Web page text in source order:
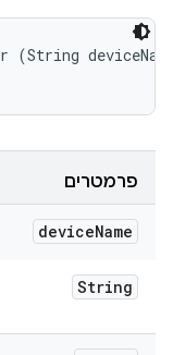
(String
פרמטרים
deviceName
String